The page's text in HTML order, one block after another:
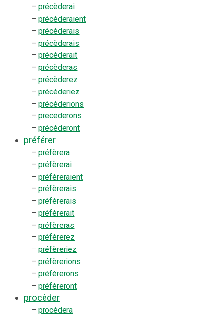
– précèderai
– précèderaient
– précèderais
– précèderais
– précèderait
– précèderas
– précèderez
– précèderiez
– précèderions
– précèderons
– précèderont
préférer
– préfèrera
– préfèrerai
– préfèreraient
– préfèrerais
– préfèrerais
– préfèrerait
– préfèreras
– préfèrerez
– préfèreriez
– préfèrerions
– préfèrerons
– préfèreront
procéder
– procèdera